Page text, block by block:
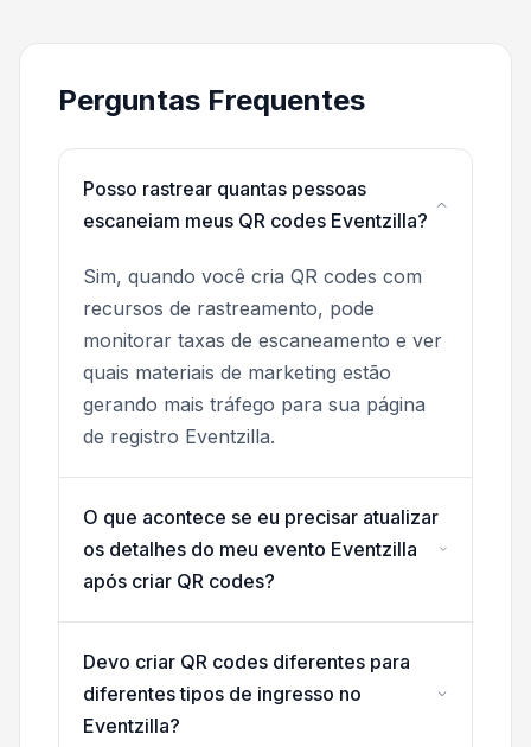
Perguntas Frequentes
Posso rastrear quantas pessoas
escaneiam meus QR codes Eventzilla?
Sim, quando você cria QR codes com
recursos de rastreamento, pode
monitorar taxas de escaneamento e ver
quais materiais de marketing estão
gerando mais tráfego para sua página
de registro Eventzilla.
O que acontece se eu precisar atualizar
os detalhes do meu evento Eventzilla
após criar QR codes?
Devo criar QR codes diferentes para
diferentes tipos de ingresso no
Eventzilla?